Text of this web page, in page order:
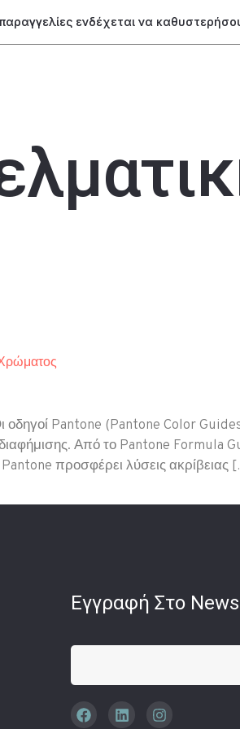
ενδέχεται να
οδηγοί Pantone (Pantone Color
Από το Pantone
προσφέρει λύσεις ακρίβειας
Εγγραφή Στο